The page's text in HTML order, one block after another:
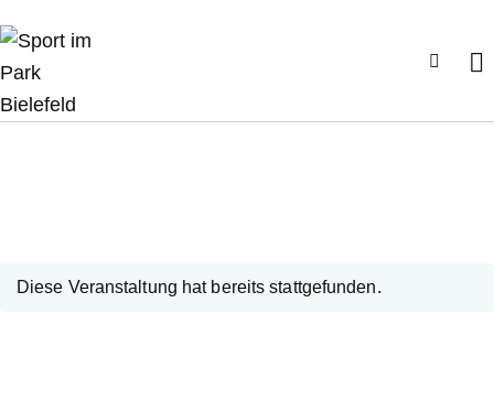
Diese Veranstaltung hat bereits stattgefunden.